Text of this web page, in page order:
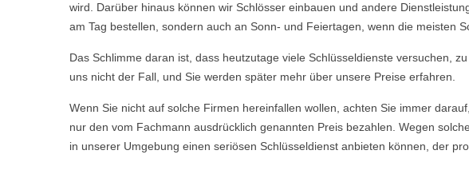
wird. Darüber hinaus können wir Schlösser einbauen und andere
am Tag bestellen, sondern auch an Sonn- und Feiertagen, wenn die meisten
Das Schlimme daran ist, dass heutzutage viele Schlüsseldienste versuchen,
uns nicht der Fall, und Sie werden später mehr über unsere Preise erfahren.
Wenn Sie nicht auf solche Firmen hereinfallen wollen, achten Sie immer
nur den vom Fachmann ausdrücklich genannten Preis bezahlen. Wegen
in unserer Umgebung einen seriösen Schlüsseldienst anbieten können, der